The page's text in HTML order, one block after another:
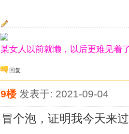
某女人以前就懒，以后更难见着
回复
9楼 发表于: 2021-09-04
冒个泡，证明我今天来